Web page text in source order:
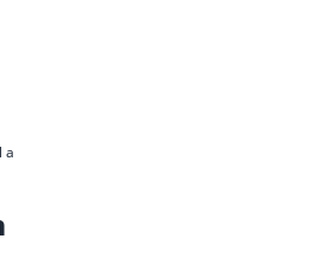
a